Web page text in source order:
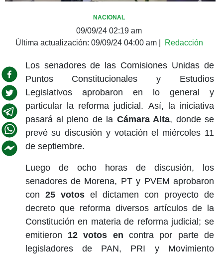
NACIONAL
09/09/24 02:19 am
Última actualización: 09/09/24 04:00 am| Redacción
Los senadores de las Comisiones Unidas de
Puntos Constitucionales y Estudios
Legislativos aprobaron en lo general y
particular la reforma judicial. Así, la iniciativa
pasará al pleno de la Cámara Alta, donde se
prevé su discusión y votación el miércoles 11
de septiembre.
Luego de ocho horas de discusión, los
senadores de Morena, PT y PVEM aprobaron
con 25 votos el dictamen con proyecto de
decreto que reforma diversos artículos de la
Constitución en materia de reforma judicial; se
emitieron 12 votos en contra por parte de
legisladores de PAN, PRI y Movimiento